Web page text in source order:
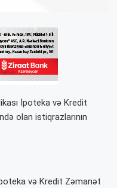
İpoteka və Kredit
olan istiqrazlarının
və Kredit Zəmanət